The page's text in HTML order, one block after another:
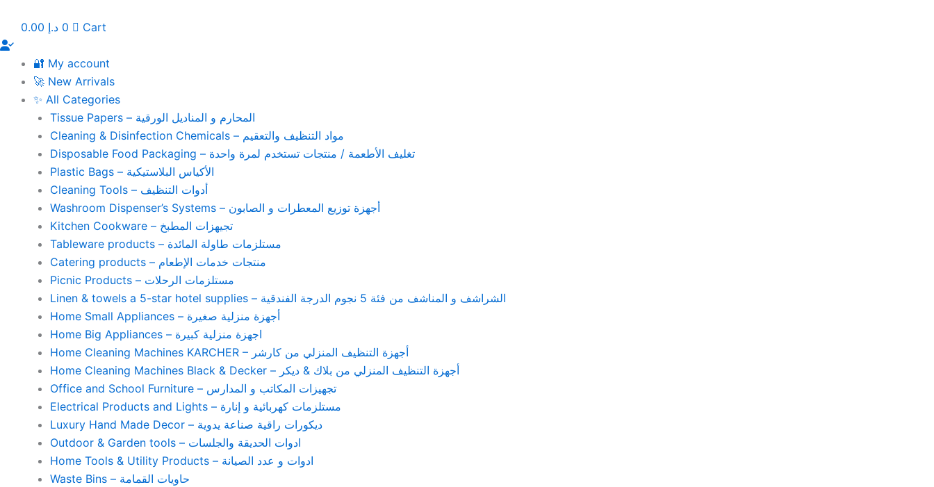
content
د.إ 0 Cart
🔐 My account
🚀 New Arrivals
✨ All Categories
Tissue Papers – المحارم و المناديل الورقية
Cleaning & Disinfection Chemicals – مواد التنظيف والتعقيم
Disposable Food Packaging – تغليف الأطعمة / منتجات تستخدم لمرة واحدة
Plastic Bags – الأكياس البلاستيكية
Cleaning Tools – أدوات التنظيف
Washroom Dispenser’s Systems – أجهزة توزيع المعطرات و الصابون
Kitchen Cookware – تجيهزات المطبخ
Tableware products – مستلزمات طاولة المائدة
Catering products – منتجات خدمات الإطعام
Picnic Products – مستلزمات الرحلات
Linen & towels a 5-star hotel supplies – الشراشف و المناشف من فئة 5 نجوم الدرجة الفندقية
Home Small Appliances – أجهزة منزلية صغيرة
Home Big Appliances – اجهزة منزلية كبيرة
Home Cleaning Machines KARCHER – أجهزة التنظيف المنزلي من كارشر
Home Cleaning Machines Black & Decker – أجهزة التنظيف المنزلي من بلاك & ديكر
Office and School Furniture – تجهيزات المكاتب و المدارس
Electrical Products and Lights – مستلزمات كهربائية و إنارة
Luxury Hand Made Decor – ديكورات راقية صناعة يدوية
Outdoor & Garden tools – ادوات الحديقة والجلسات
Home Tools & Utility Products – ادوات و عدد الصيانة
Waste Bins – حاويات القمامة